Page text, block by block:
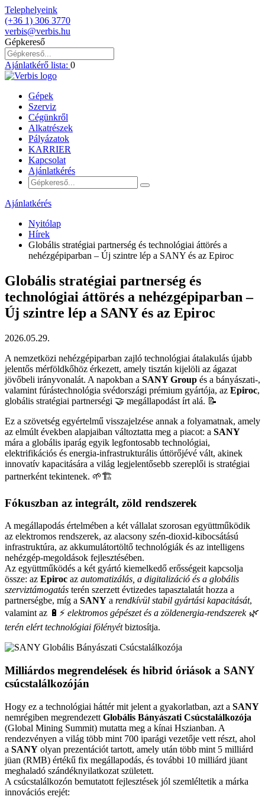
Telephelyeink
(+36 1) 306 3770
verbis@verbis.hu
Gépkereső
Ajánlatkérő lista: 0
Gépek
Szerviz
Cégünkről
Alkatrészek
Pályázatok
KARRIER
Kapcsolat
Ajánlatkérés
Ajánlatkérés
Nyitólap
Hírek
Globális stratégiai partnerség és technológiai áttörés a
nehézgépiparban – Új szintre lép a SANY és az Epiroc
Globális stratégiai partnerség és
technológiai áttörés a nehézgépiparban –
Új szintre lép a SANY és az Epiroc
2026.05.29.
A nemzetközi nehézgépiparban zajló technológiai átalakulás újabb
jelentős mérföldkőhöz érkezett, amely tisztán kijelöli az ágazat
jövőbeli irányvonalát. A napokban a SANY Group és a bányászati-,
valamint fúrástechnológia svédországi prémium gyártója, az Epiroc,
globális stratégiai partnerségi 🤝 megállapodást írt alá. 📝
Ez a szövetség egyértelmű visszajelzése annak a folyamatnak, amely
az elmúlt években alapjaiban változtatta meg a piacot: a SANY
mára a globális iparág egyik legfontosabb technológiai,
elektrifikációs és energia-infrastrukturális úttörőjévé vált, akinek
innovatív kapacitására a világ legjelentősebb szereplői is stratégiai
partnerként tekintenek. 🌱🏗
Fókuszban az integrált, zöld rendszerek
A megállapodás értelmében a két vállalat szorosan együttműködik
az elektromos rendszerek, az alacsony szén-dioxid-kibocsátású
infrastruktúra, az akkumulátortöltő technológiák és az intelligens
nehézgép-megoldások fejlesztésében.
Az együttműködés a két gyártó kiemelkedő erősségeit kapcsolja
össze: az Epiroc az automatizálás, a digitalizáció és a globális
szerviztámogatás terén szerzett évtizedes tapasztalatát hozza a
partnerségbe, míg a SANY a rendkívül stabil gyártási kapacitását,
valamint az 🔋⚡️ elektromos gépészet és a zöldenergia-rendszerek 🌿
terén elért technológiai fölényétbiztosítja.
Milliárdos megrendelések és hibrid óriások a SANY
csúcstalálkozóján
Hogy ez a technológiai háttér mit jelent a gyakorlatban, azt a SANY
nemrégiben megrendezett Globális Bányászati Csúcstalálkozója
(Global Mining Summit) mutatta meg a kínai Hszianban. A
rendezvényen a világ több mint 700 iparági vezetője vett részt, ahol
a SANY olyan prezentációt tartott, amely után több mint 5 milliárd
jüan (RMB) értékű fix megállapodás, és további 10 milliárd jüant
meghaladó szándéknyilatkozat született.
A csúcstalálkozón bemutatott fejlesztések jól szemléltetik a márka
innovációs erejét: